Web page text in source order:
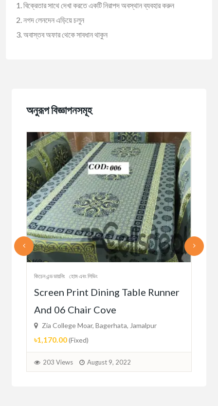
বিক্রেতার সাথে দেখা করতে একটি নিরাপদ অবস্থান ব্যবহার করুন
নগদ লেনদেন এড়িয়ে চলুন
অবাস্তব অফার থেকে সাবধান থাকুন
অনুরূপ বিজ্ঞাপনসমূহ
কিচেন এন্ড ডায়নিং হোম এবং লিভিং
Screen Print Dining Table Runner
And 06 Chair Cove
Zia College Moar, Bagerhata, Jamalpur
৳1,170.00(Fixed)
203 Views August 9, 2022